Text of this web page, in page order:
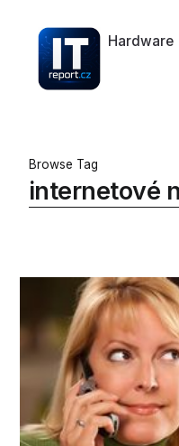
Hardware
Browse Tag
internetové